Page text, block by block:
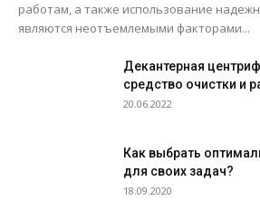
работам, а также использование
являются неотъемлемыми факторами...
Декантерная
средство очистки и
20.06.2022
Как выбрать
для своих задач?
18.09.2020